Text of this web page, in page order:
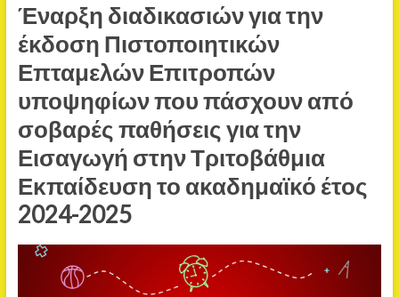
Έναρξη διαδικασιών για την
έκδοση Πιστοποιητικών
Επταμελών Επιτροπών
υποψηφίων που πάσχουν από
σοβαρές παθήσεις για την
Εισαγωγή στην Τριτοβάθμια
Εκπαίδευση το ακαδημαϊκό έτος
2024-2025